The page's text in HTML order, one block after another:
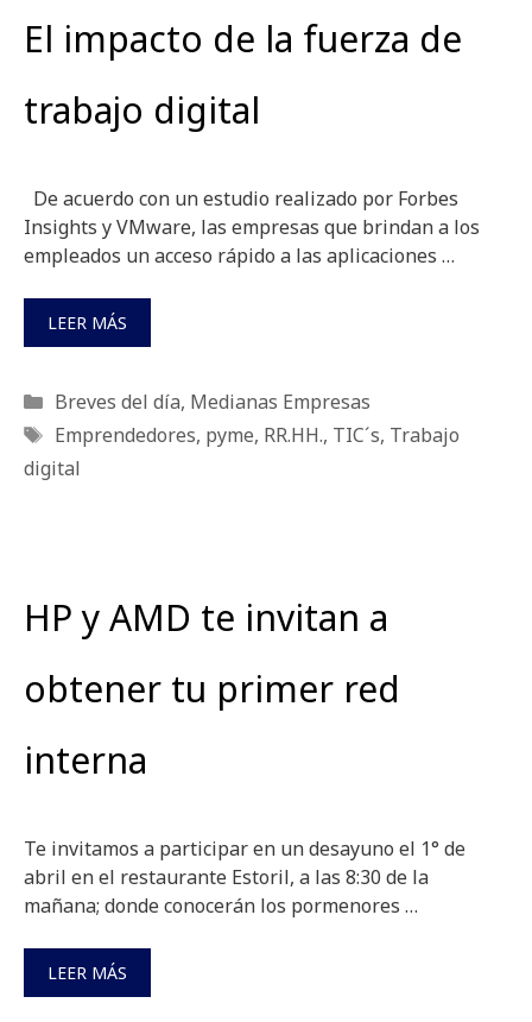
El impacto de la fuerza de
trabajo digital
De acuerdo con un estudio realizado por Forbes
Insights y VMware, las empresas que brindan a los
empleados un acceso rápido a las aplicaciones …
LEER MÁS
Categorías
Breves del día, Medianas Empresas
Etiquetas
Emprendedores, pyme, RR.HH., TIC´s, Trabajo
digital
HP y AMD te invitan a
obtener tu primer red
interna
Te invitamos a participar en un desayuno el 1° de
abril en el restaurante Estoril, a las 8:30 de la
mañana; donde conocerán los pormenores …
LEER MÁS